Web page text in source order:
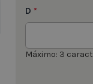
D *
Máximo: 3